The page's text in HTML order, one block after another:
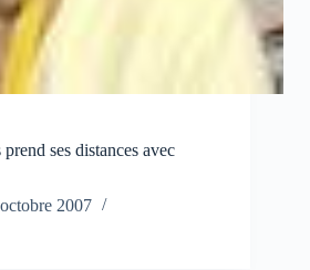
ses distances avec
2007